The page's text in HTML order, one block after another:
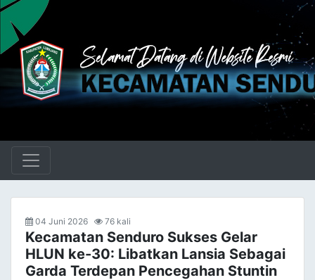
04 Juni 2026 76 kali
Kecamatan Senduro Sukses Gelar
HLUN ke-30: Libatkan Lansia Sebagai
Garda Terdepan Pencegahan Stuntin